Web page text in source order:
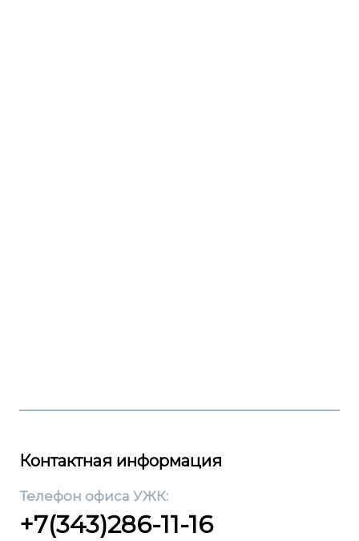
Контактная информация
Телефон офиса УЖК:
+7(343)286-11-16